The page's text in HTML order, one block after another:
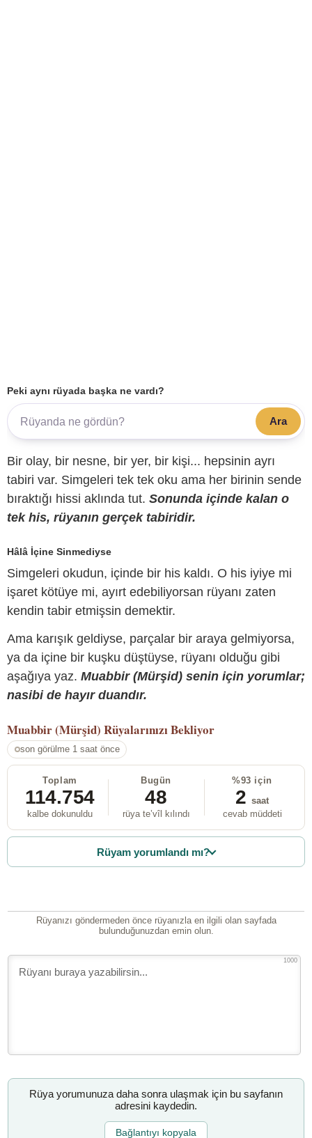
Peki aynı rüyada başka ne vardı?
Ara
Bir olay, bir nesne, bir yer, bir kişi... hepsinin ayrı
tabiri var. Simgeleri tek tek oku ama her birinin sende
bıraktığı hissi aklında tut. Sonunda içinde kalan o
tek his, rüyanın gerçek tabiridir.
Hâlâ İçine Sinmediyse
Simgeleri okudun, içinde bir his kaldı. O his iyiye mi
işaret kötüye mi, ayırt edebiliyorsan rüyanı zaten
kendin tabir etmişsin demektir.
Ama karışık geldiyse, parçalar bir araya gelmiyorsa,
ya da içine bir kuşku düştüyse, rüyanı olduğu gibi
aşağıya yaz. Muabbir (Mürşid) senin için yorumlar;
nasibi de hayır duandır.
Muabbir (Mürşid) Rüyalarınızı Bekliyor
son görülme 1 saat önce
Toplam
114.754
kalbe dokunuldu
Bugün
48
rüya te’vîl kılındı
%93 için
2 saat
cevab müddeti
Rüyam yorumlandı mı?
Rüyanızı göndermeden önce rüyanızla en ilgili olan sayfada
bulunduğunuzdan emin olun.
1000
Rüya yorumunuza daha sonra ulaşmak için bu sayfanın
adresini kaydedin.
Bağlantıyı kopyala